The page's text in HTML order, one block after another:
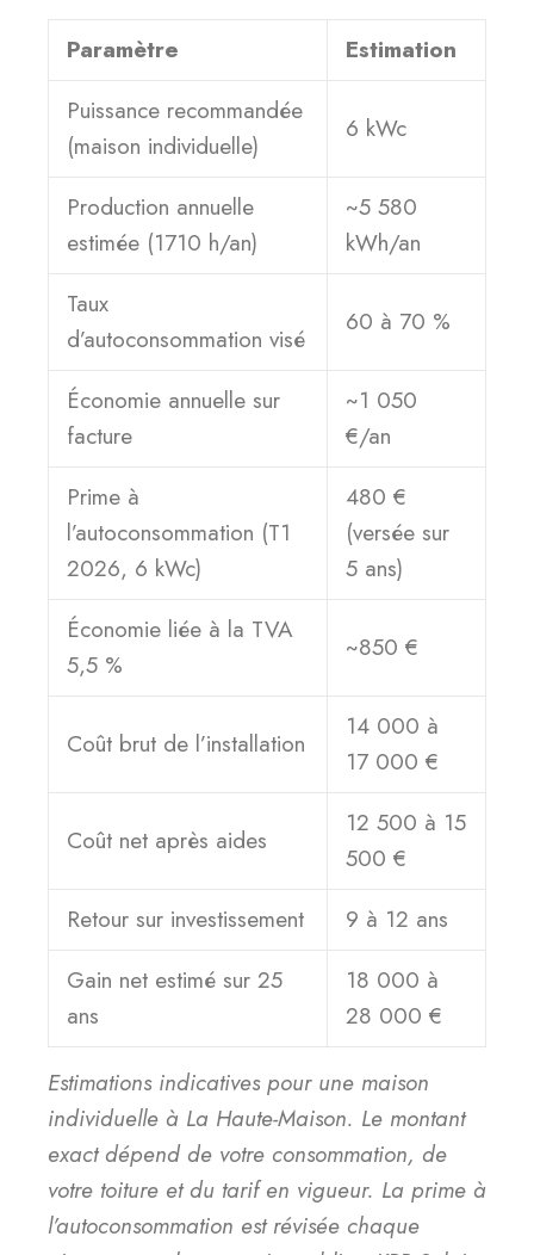
Paramètre
Estimation
Puissance recommandée
(maison individuelle)
6 kWc
Production annuelle
estimée (1710 h/an)
~5 580
kWh/an
Taux
d’autoconsommation visé
60 à 70 %
Économie annuelle sur
facture
~1 050
€/an
Prime à
l’autoconsommation (T1
2026, 6 kWc)
480 €
(versée sur
5 ans)
Économie liée à la TVA
5,5 %
~850 €
Coût brut de l’installation
14 000 à
17 000 €
Coût net après aides
12 500 à 15
500 €
Retour sur investissement
9 à 12 ans
Gain net estimé sur 25
ans
18 000 à
28 000 €
Estimations indicatives pour une maison
individuelle à La Haute-Maison. Le montant
exact dépend de votre consommation, de
votre toiture et du tarif en vigueur. La prime à
l’autoconsommation est révisée chaque